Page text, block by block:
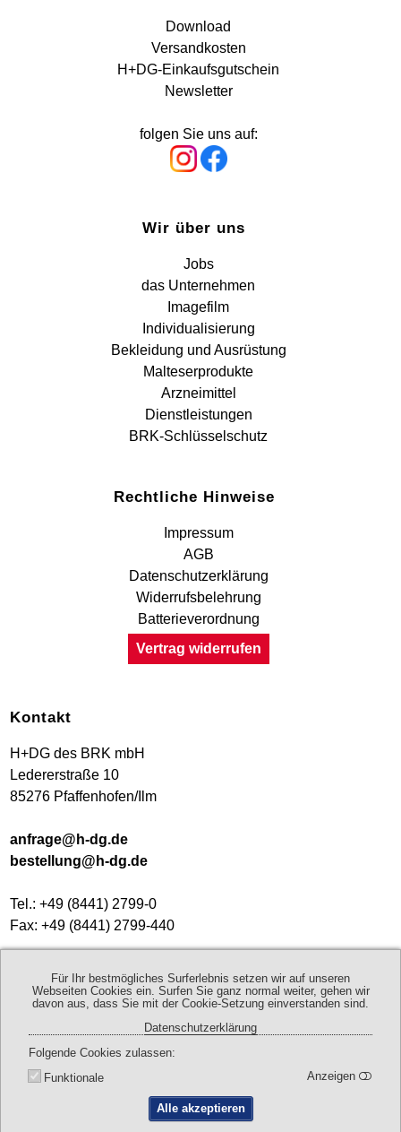
Für Ihr bestmögliches Surferlebnis setzen wir auf unseren
Webseiten Cookies ein. Surfen Sie ganz normal weiter, gehen wir
davon aus, dass Sie mit der Cookie-Setzung einverstanden sind.
Datenschutzerklärung
Folgende Cookies zulassen
Funktionale Anzeigen
Alle akzeptieren
Download
Versandkosten
H+DG-Einkaufsgutschein
Newsletter
folgen Sie uns auf:
Wir über uns
Jobs
das Unternehmen
Imagefilm
Individualisierung
Bekleidung und Ausrüstung
Malteserprodukte
Arzneimittel
Dienstleistungen
BRK-Schlüsselschutz
Rechtliche Hinweise
Impressum
AGB
Datenschutzerklärung
Widerrufsbelehrung
Batterieverordnung
Vertrag widerrufen
Kontakt
H+DG des BRK mbH
Ledererstraße 10
85276 Pfaffenhofen/Ilm
anfrage@h-dg.de
bestellung@h-dg.de
Tel.: +49 (8441) 2799-0
Fax: +49 (8441) 2799-440
Mo - Do 8:00 - 17:00 Uhr
Fr 8:00 - 13:00 Uhr
Kontaktdaten
Anfahrt